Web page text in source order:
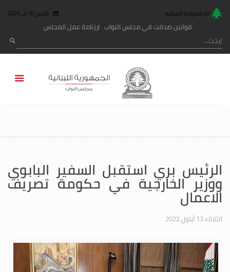
الجمهورية اللبنانية الإثنين 10 آب 2026
قوانين صدقت في مجلس النواب رزنامة عمل المجلس
الرئيس بري استقبل السفير البابوي
ووزير الخارجية في حكومة تصريف
الاعمال
الثلاثاء 13 أيلول 2022